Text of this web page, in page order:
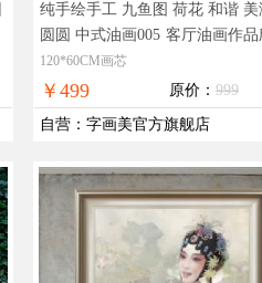
纯手绘手工 九鱼图 荷花 和谐 美
圆圆 中式油画005 客厅油画作品
现货图片，在线支付，全国免邮
120*60CM画芯
￥499 原价： 999
自营 ： 字画美官方旗舰店